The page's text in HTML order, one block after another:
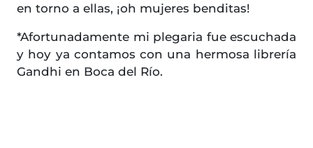
en torno a ellas, ¡oh mujeres benditas!
*Afortunadamente mi plegaria fue escuchada
y hoy ya contamos con una hermosa librería
Gandhi en Boca del Río.